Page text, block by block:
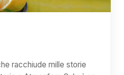
racchiude mille storie